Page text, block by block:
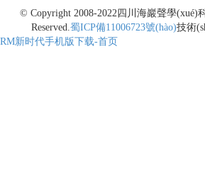
© Copyright 2008-2022四川海巖聲學(xué)
Reserved.蜀ICP備11006723號(hào)技術
RM新时代手机版下载-首页